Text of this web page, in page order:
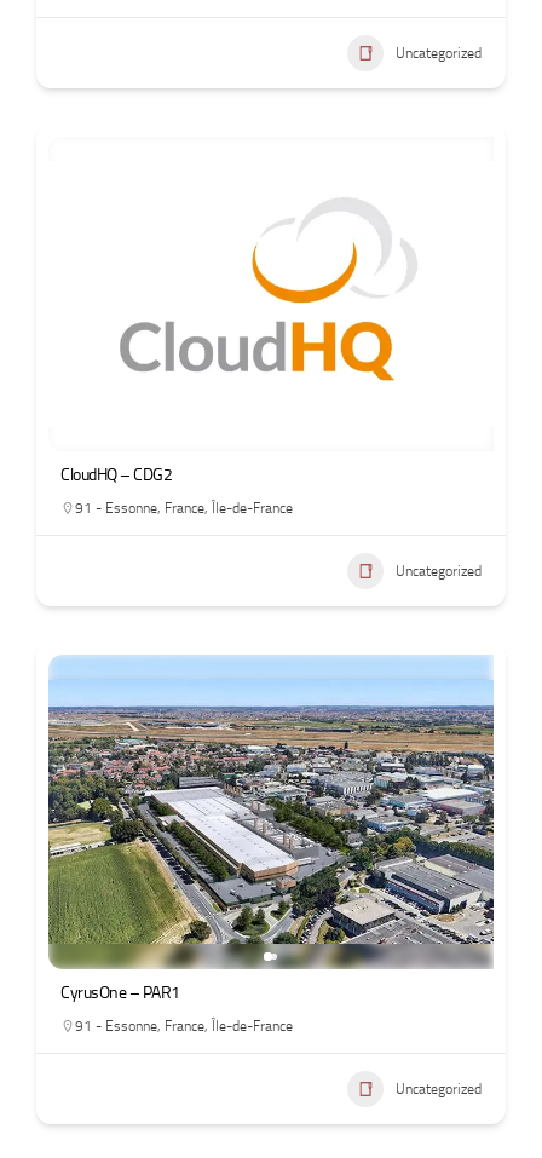
Uncategorized
CloudHQ – CDG2
91 - Essonne, France, Île-de-France
Uncategorized
CyrusOne – PAR1
91 - Essonne, France, Île-de-France
Uncategorized